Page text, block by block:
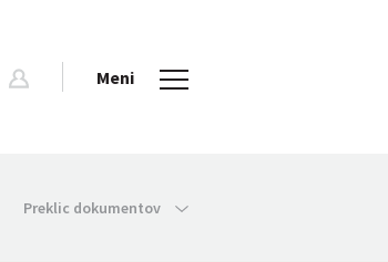
Meni
Preklic dokumentov